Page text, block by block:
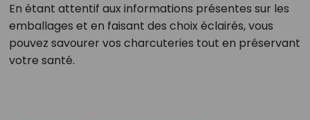
En étant attentif aux informations présentes sur les
emballages et en faisant des choix éclairés, vous
pouvez savourer vos charcuteries tout en préservant
votre santé.